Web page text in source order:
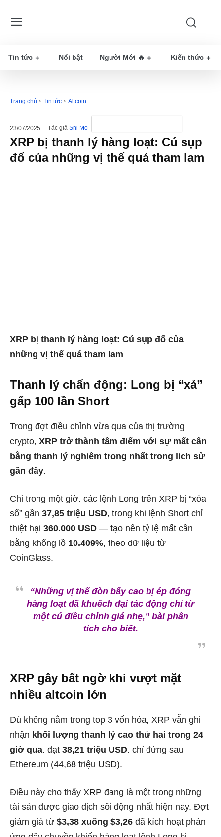
Tin tức Nổi bật Người Mới 🔥 Kiến thức
Trang chủ Tin tức Altcoin
23/07/2025 Tác giả Shi Mo
XRP bị thanh lý hàng loạt: Cú sụp
đổ của những vị thế quá tham lam
XRP bị thanh lý hàng loạt: Cú sụp đổ của
những vị thế quá tham lam
Thanh lý chấn động: Long bị “xả”
gấp 100 lần Short
Trong đợt điều chỉnh vừa qua của thị trường
crypto, XRP trở thành tâm điểm với sự mất cân
bằng thanh lý nghiêm trọng nhất trong lịch sử
gần đây.
Chỉ trong một giờ, các lệnh Long trên XRP bị “xóa
sổ” gần 37,85 triệu USD, trong khi lệnh Short chỉ
thiệt hại 360.000 USD — tạo nên tỷ lệ mất cân
bằng khổng lồ 10.409%, theo dữ liệu từ
CoinGlass.
“Những vị thế đòn bẩy cao bị ép đóng
hàng loạt đã khuếch đại tác động chỉ từ
một cú điều chỉnh giá nhẹ,”bài phân
tích cho biết.
XRP gây bất ngờ khi vượt mặt
nhiều altcoin lớn
Dù không nằm trong top 3 vốn hóa, XRP vẫn ghi
nhận khối lượng thanh lý cao thứ hai trong 24
giờ qua, đạt 38,21 triệu USD, chỉ đứng sau
Ethereum (44,68 triệu USD).
Điều này cho thấy XRP đang là một trong những
tài sản được giao dịch sôi động nhất hiện nay. Đợt
giảm giá từ $3,38 xuống $3,26 đã kích hoạt phản